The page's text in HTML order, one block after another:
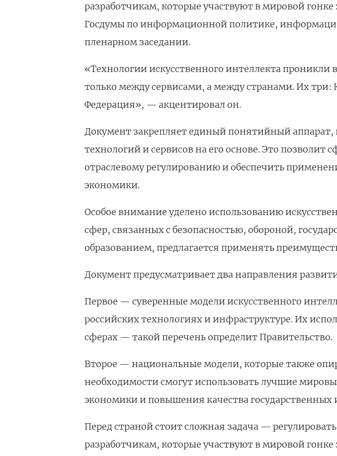
разработчикам, которые участвуют в мировой
Госдумы по информационной политике,
пленарном заседании.
«Технологии искусственного интеллекта проникли
только между сервисами, а между странами. Их
Федерация», — акцентировал он.
Документ закрепляет единый понятийный аппарат,
технологий и сервисов на его основе. Это
отраслевому регулированию и обеспечить
экономики.
Особое внимание уделено использованию
сфер, связанных с безопасностью, обороной,
образованием, предлагается применять
Документ предусматривает два направления
Первое — суверенные модели искусственного
российских технологиях и инфраструктуре. Их
сферах — такой перечень определит Правительство.
Второе — национальные модели, которые также
необходимости смогут использовать лучшие
экономики и повышения качества государственных
Перед страной стоит сложная задача —
разработчикам, которые участвуют в мировой